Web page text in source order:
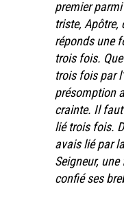
premier
triste, Apôtre,
réponds une
trois fois.
trois fois par
présomption
crainte. Il
lié trois fois.
avais lié par
Seigneur,
confié ses